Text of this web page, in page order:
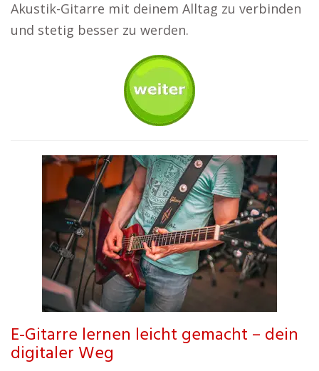
Akustik-Gitarre mit deinem Alltag zu verbinden
und stetig besser zu werden.
E-Gitarre lernen leicht gemacht – dein
digitaler Weg